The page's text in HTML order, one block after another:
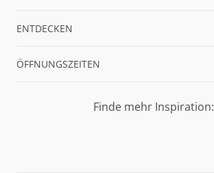
ENTDECKEN
ÖFFNUNGSZEITEN
Finde mehr Inspiration: